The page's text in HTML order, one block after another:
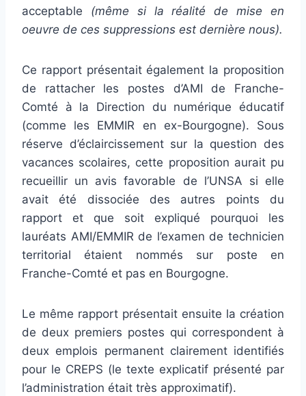
acceptable (même si la réalité de mise en
oeuvre de ces suppressions est dernière nous).
Ce rapport présentait également la proposition
de rattacher les postes d’AMI de Franche-
Comté à la Direction du numérique éducatif
(comme les EMMIR en ex-Bourgogne). Sous
réserve d’éclaircissement sur la question des
vacances scolaires, cette proposition aurait pu
recueillir un avis favorable de l’UNSA si elle
avait été dissociée des autres points du
rapport et que soit expliqué pourquoi les
lauréats AMI/EMMIR de l’examen de technicien
territorial étaient nommés sur poste en
Franche-Comté et pas en Bourgogne.
Le même rapport présentait ensuite la création
de deux premiers postes qui correspondent à
deux emplois permanent clairement identifiés
pour le CREPS (le texte explicatif présenté par
l’administration était très approximatif).